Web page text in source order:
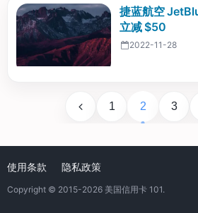
捷蓝航空
立减 $50
2022-11-28
1 2 3
使用条款 隐私政策
Copyright © 2015-2026 美国信用卡 101.